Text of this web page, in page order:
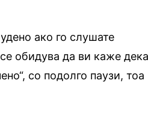
ако го слушате
обидува да ви каже
со подолго паузи, тоа